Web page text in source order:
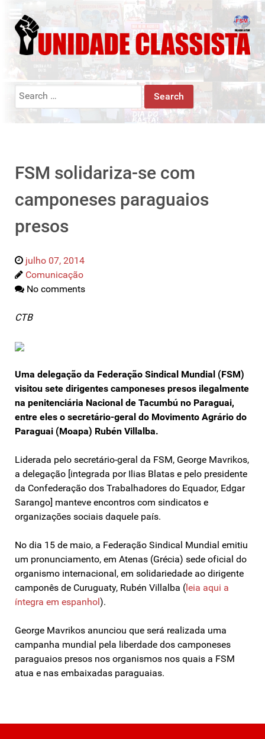
Search
FSM solidariza-se com
camponeses paraguaios
presos
julho 07, 2014
Comunicação
No comments
CTB
Uma delegação da Federação Sindical Mundial (FSM)
visitou sete dirigentes camponeses presos ilegalmente
na penitenciária Nacional de Tacumbú no Paraguai,
entre eles o secretário-geral do Movimento Agrário do
Paraguai (Moapa) Rubén Villalba.
Liderada pelo secretário-geral da FSM, George Mavrikos,
a delegação [integrada por Ilias Blatas e pelo presidente
da Confederação dos Trabalhadores do Equador, Edgar
Sarango] manteve encontros com sindicatos e
organizações sociais daquele país.
No dia 15 de maio, a Federação Sindical Mundial emitiu
um pronunciamento, em Atenas (Grécia) sede oficial do
organismo internacional, em solidariedade ao dirigente
camponês de Curuguaty, Rubén Villalba (leia aqui a
íntegra em espanhol).
George Mavrikos anunciou que será realizada uma
campanha mundial pela liberdade dos camponeses
paraguaios presos nos organismos nos quais a FSM
atua e nas embaixadas paraguaias.